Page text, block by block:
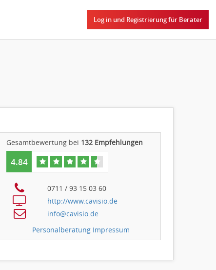
Log in und Registrierung für Berater
Gesamtbewertung bei 132 Empfehlungen
4.84
0711 / 93 15 03 60
http://www.cavisio.de
info@cavisio.de
Personalberatung Impressum